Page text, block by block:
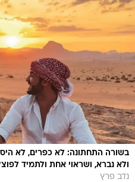
בשורה התחתונה: לא כפרים, לא
ולא נברא, ושראוי אחת ולתמיד
נדב פרץ